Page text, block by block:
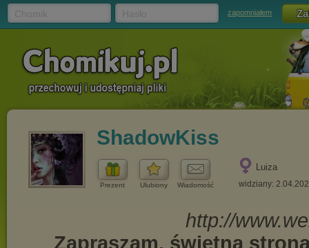
zapomniałem
ShadowKiss
Prezent Ulubiony Wiadomość
Luiza
widziany: